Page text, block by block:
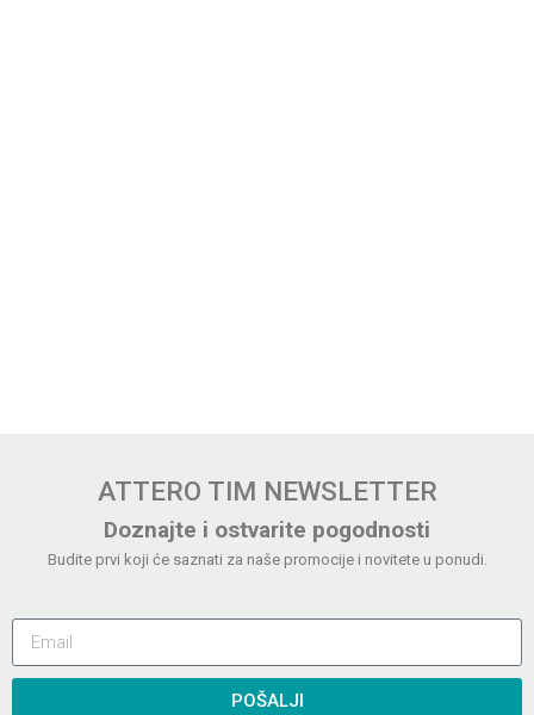
ATTERO TIM NEWSLETTER
Doznajte i ostvarite pogodnosti
Budite prvi koji će saznati za naše promocije i novitete u ponudi.
POŠALJI